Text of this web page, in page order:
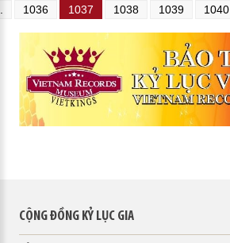
1036 1037 1038 1039 1040
CỘNG ĐỒNG KỶ LỤC GIA